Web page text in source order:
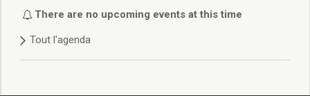
Délibérations 2021
Délibérations 2020
Délibérations 2019
Délibérations 2018
There are no upcoming events at this time
Tout l'agenda